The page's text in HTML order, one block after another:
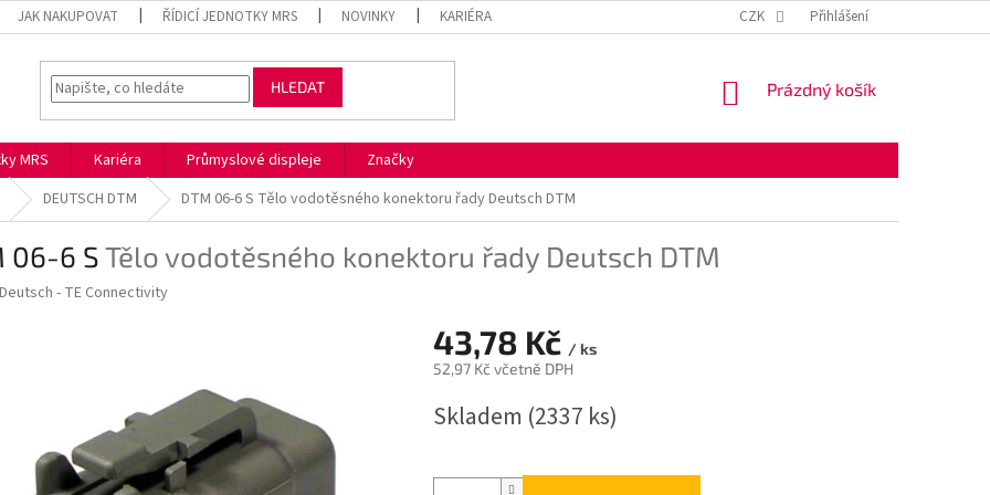
JAK NAKUPOVAT ŘÍDICÍ JEDNOTKY MRS NOVINKY KARIÉRA OBCHODNÍ PODMÍNKY
CZK Přihlášení
HLEDAT
NÁKUPNÍ
Prázdný košík
MRS Kariéra Průmyslové displeje
Značky
DEUTSCH DTM DTM 06-6 S Tělo vodotěsného konektoru řady Deutsch DTM
06-6 STělo vodotěsného konektoru řady Deutsch DTM
Deutsch - TE Connectivity
43,78 Kč / ks
52,97 Kč včetně DPH
cena:
Skladem (2337 ks)